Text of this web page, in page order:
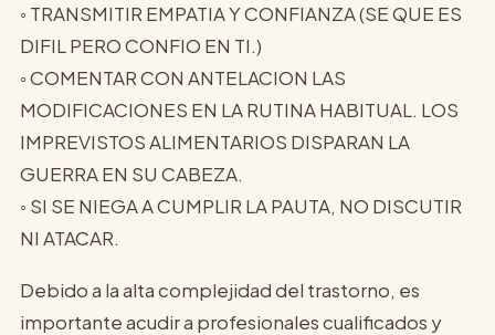
◦ TRANSMITIR EMPATIA Y CONFIANZA (SE QUE ES
DIFIL PERO CONFIO EN TI.)
◦ COMENTAR CON ANTELACION LAS
MODIFICACIONES EN LA RUTINA HABITUAL. LOS
IMPREVISTOS ALIMENTARIOS DISPARAN LA
GUERRA EN SU CABEZA.
◦ SI SE NIEGA A CUMPLIR LA PAUTA, NO DISCUTIR
NI ATACAR.
Debido a la alta complejidad del trastorno, es
importante acudir a profesionales cualificados y